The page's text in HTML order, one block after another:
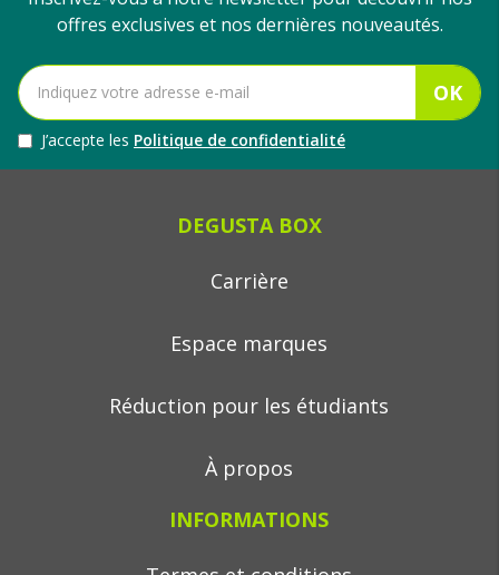
offres exclusives et nos dernières nouveautés.
OK
J’accepte les Politique de confidentialité
DEGUSTA BOX
Carrière
Espace marques
Réduction pour les étudiants
À propos
INFORMATIONS